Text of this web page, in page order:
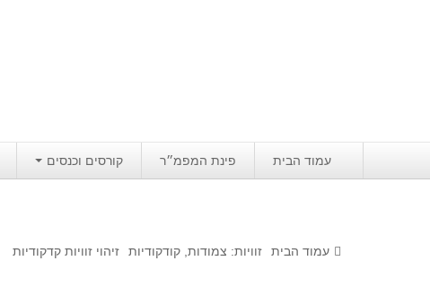
עמוד הבית פינת המפמ״ר קורסים וכנסים
עמוד הבית זוויות: צמודות, קודקודיות זיהוי זוויות קדקודיות